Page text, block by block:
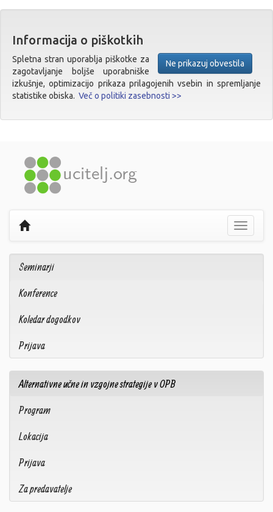
Informacija o piškotkih
Ne prikazuj obvestila
Spletna stran uporablja piškotke za
zagotavljanje boljše uporabniške
izkušnje, optimizacijo prikaza prilagojenih vsebin in spremljanje
statistike obiska. Več o politiki zasebnosti >>
Prikaži
Seminarji
Konference
Koledar dogodkov
Prijava
Alternativne učne in vzgojne strategije v OPB
Program
Lokacija
Prijava
Za predavatelje